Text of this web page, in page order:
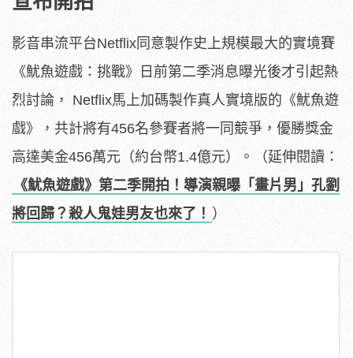
影音串流平台Netflix同意製作史上規模最大的實境賽
《魷魚遊戲：挑戰》日前第二季消息曝光後才引起熱
烈討論， Netflix馬上加碼製作真人實境版的《魷魚遊
戲》，共計將有456名參賽者將一同競爭，優勝獎金
高達美金456萬元（約台幣1.4億元）。（延伸閱讀：
《魷魚遊戲》第二季開拍！導演親曝「畫片男」孔劉
將回歸？殺人鬼娃男友也來了！ ）